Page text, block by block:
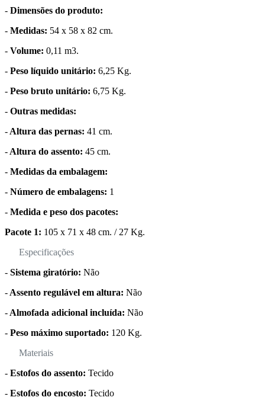
- Dimensões do produto:
- Medidas: 54 x 58 x 82 cm.
- Volume: 0,11 m3.
- Peso líquido unitário: 6,25 Kg.
- Peso bruto unitário: 6,75 Kg.
- Outras medidas:
- Altura das pernas: 41 cm.
- Altura do assento: 45 cm.
- Medidas da embalagem:
- Número de embalagens: 1
- Medida e peso dos pacotes:
Pacote 1: 105 x 71 x 48 cm. / 27 Kg.
Especificações
- Sistema giratório: Não
- Assento regulável em altura: Não
- Almofada adicional incluída: Não
- Peso máximo suportado: 120 Kg.
Materiais
- Estofos do assento: Tecido
- Estofos do encosto: Tecido